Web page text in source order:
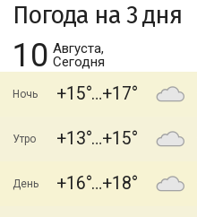
Погода на 3 дня
10 Августа,
Сегодня
Ночь +15 +17
Утро +13 +15
День +16 +18